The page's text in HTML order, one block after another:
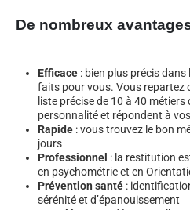
De nombreux
Efficace : bien plus précis
faits pour vous. Vous repartez
liste précise de 10 à 40
personnalité et répondent à
Rapide : vous trouvez le bon
jours
Professionnel : la restitution
en psychométrie et en
Prévention santé :
sérénité et d’épanouissement